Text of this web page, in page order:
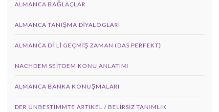
ALMANCA BAĞLAÇLAR
ALMANCA TANIŞMA DIYALOGLARI
ALMANCA DI’LI GEÇMIŞ ZAMAN (DAS PERFEKT)
NACHDEM SEITDEM KONU ANLATIMI
ALMANCA BANKA KONUŞMALARI
DER UNBESTIMMTE ARTIKEL / BELIRSIZ TANIMLIK